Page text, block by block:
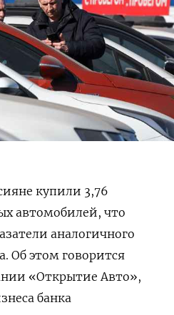
купили 3,76
автомобилей, что
аналогичного
Об этом говорится
«Открытие Авто»,
банка